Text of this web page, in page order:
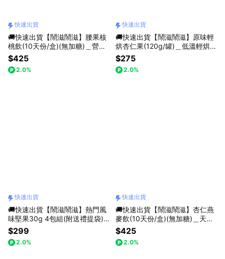
快速出貨
🚚快速出貨【鬧滋鬧滋】腰果核
桃飲(10天份/盒)(無加糖)＿營養
健康．順口好喝＿純粹的風味
$425
2.0%
快速出貨
🚚快速出貨【鬧滋鬧滋】原味輕
烘杏仁果(120g/罐)＿低溫輕烘
焙．口感香脆＿天然風味
$275
2.0%
快速出貨
🚚快速出貨【鬧滋鬧滋】熱門風
味堅果30g 4包組(附送禮提袋)_
LINE禮物獨家組合_生日快樂_感
謝禮_為你加油_下午茶
$299
2.0%
快速出貨
🚚快速出貨【鬧滋鬧滋】杏仁燕
麥飲(10天份/盒)(無加糖)＿天然
杏仁香．淡淡奶香＿100%純天
然無添加
$425
2.0%